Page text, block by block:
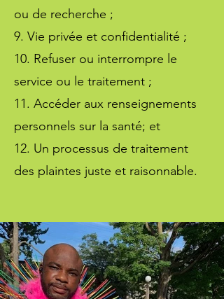
ou de recherche ;
9. Vie privée et confidentialité ;
10. Refuser ou interrompre le
service ou le traitement ;
11. Accéder aux renseignements
personnels sur la santé; et
12. Un processus de traitement
des plaintes juste et raisonnable.